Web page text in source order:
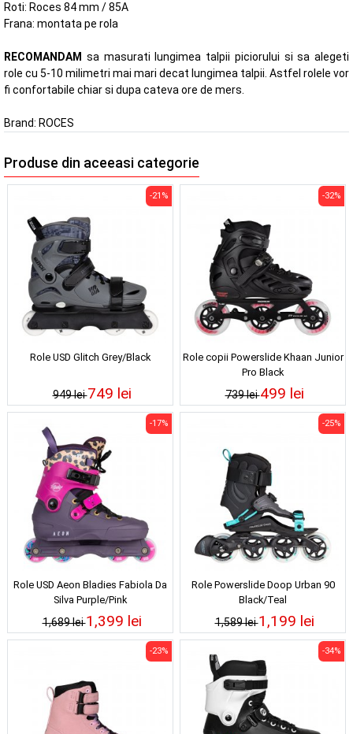
Roti: Roces 84 mm / 85A
Frana: montata pe rola
RECOMANDAM sa masurati lungimea talpii piciorului si sa alegeti
role cu 5-10 milimetri mai mari decat lungimea talpii. Astfel rolele vor
fi confortabile chiar si dupa cateva ore de mers.
Brand: ROCES
Produse din aceeasi categorie
Role USD Glitch Grey/Black
949 lei
-21%
749 lei
Role copii Powerslide Khaan Junior
Pro Black
739 lei
-32%
499 lei
Role USD Aeon Bladies Fabiola Da
Silva Purple/Pink
1,689 lei
-17%
1,399 lei
Role Powerslide Doop Urban 90
Black/Teal
1,589 lei
-25%
1,199 lei
-23% -34%